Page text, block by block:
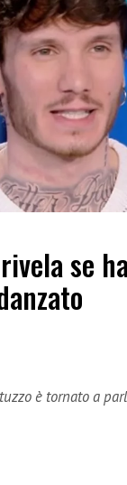
se
è tornato a